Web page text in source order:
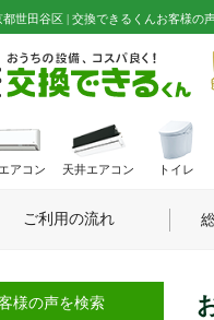
都世田谷区 | 交換できるくんお客様の
様の声を検索
アコン 天井エアコン トイレ
ご利用の流れ